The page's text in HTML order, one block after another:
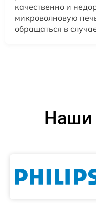
качественно и
микроволновую
обращаться в
Наши